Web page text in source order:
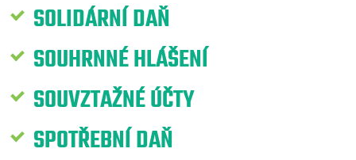
SOLIDÁRNÍ DAŇ
SOUHRNNÉ HLÁŠENÍ
SOUVZTAŽNÉ ÚČTY
SPOTŘEBNÍ DAŇ